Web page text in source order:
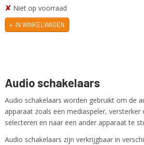
✘ Niet op voorraad
IN WINKELWAGEN
Audio schakelaars
Audio schakelaars worden gebruikt om de
apparaat zoals een mediaspeler, versterker
selecteren en naar een ander apparaat te
Audio schakelaars zijn verkrijgbaar in